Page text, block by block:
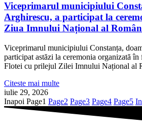
Viceprimarul municipiului
Arghirescu, a participat la
Ziua Imnului Național al
Viceprimarul municipiului Constanța,
participat astăzi la ceremonia organizată
Flotei cu prilejul Zilei Imnului Național al
Citeste mai multe
iulie 29, 2026
Inapoi Page1 Page2 Page3 Page4 Page5